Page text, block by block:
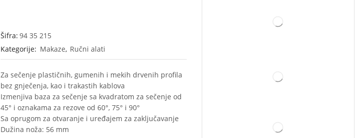
Šifra: 94 35 215
Kategorije: Makaze, Ručni alati
Za sečenje plastičnih, gumenih i mekih drvenih profila
bez gnječenja, kao i trakastih kablova
Izmenjiva baza za sečenje sa kvadratom za sečenje od
45° i oznakama za rezove od 60°, 75° i 90°
Sa oprugom za otvaranje i uređajem za zaključavanje
Dužina noža: 56 mm